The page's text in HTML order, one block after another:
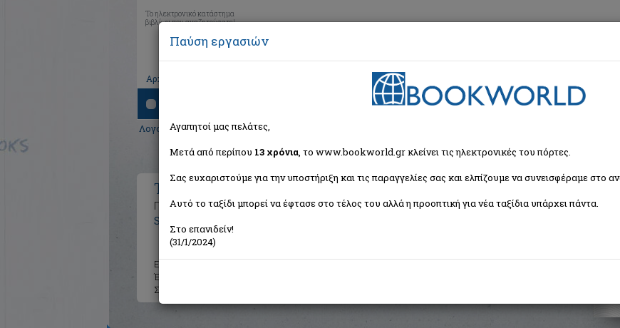
Το ηλεκτρονικό κατάστημα
βιβλίων που αναζητούσατε!
Αρχική
Λογοτεχνία>Μεταφρασμένη λογοτεχνία
The status game
Πώς η κοινωνική αποδοχή καθορίζει τη ζωή και την ευτυχία μας
Storr Will
Εκδότης:
Έτος:
Σελίδες:
Παύση εργασιών
Αγαπητοί μας πελάτες,
Μετά από περίπου 13 χρόνια, το www.bookworld.gr κλείνει τις ηλεκτρονικές του πόρτες.
Σας ευχαριστούμε για την υποστήριξη και τις παραγγελίες σας και ελπίζουμε να συνεισφέραμε στο
Αυτό το ταξίδι μπορεί να έφτασε στο τέλος του αλλά η προοπτική για νέα ταξίδια υπάρχει πάντα.
Στο επανιδείν!
(31/1/2024)